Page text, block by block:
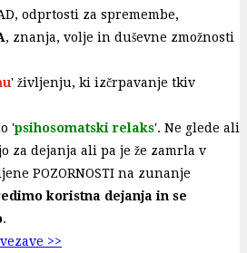
odprtosti za spremembe,
, znanja, volje in duševne zmožnosti
' življenju, ki izčrpavanje tkiv
'psihosomatski relaks'. Ne glede ali
za dejanja ali pa je že zamrla v
POZORNOSTI na zunanje
koristna dejanja in se
.
>>